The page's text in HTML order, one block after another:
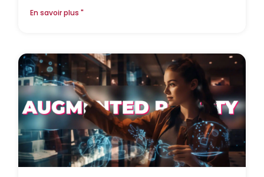
En savoir plus "